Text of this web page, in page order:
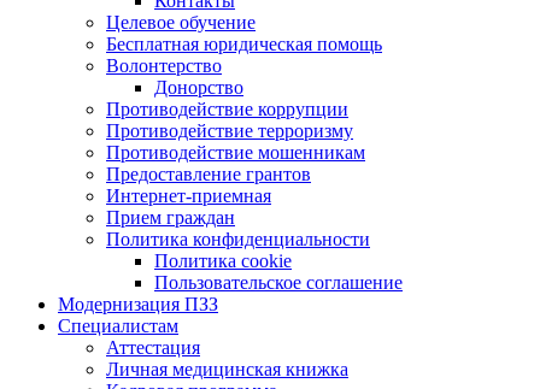
Целевое обучение
Бесплатная юридическая помощь
Волонтерство
Донорство
Противодействие коррупции
Противодействие терроризму
Противодействие мошенникам
Предоставление грантов
Интернет-приемная
Прием граждан
Политика конфиденциальности
Политика cookie
Пользовательское соглашение
Модернизация ПЗЗ
Специалистам
Аттестация
Личная медицинская книжка